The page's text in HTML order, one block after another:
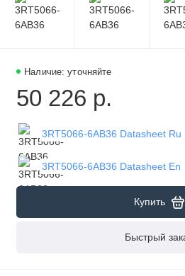
Наличие: уточняйте
50 226 р.
3RT5066-6AB36 Datasheet Ru
3RT5066-6AB36 Datasheet En
Купить
Быстрый